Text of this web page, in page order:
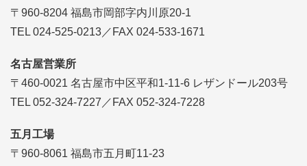
〒960-8204 福島市岡部字内川原20-1
TEL 024-525-0213／FAX 024-533-1671
名古屋営業所
〒460-0021 名古屋市中区平和1-11-6 レザンドール203号
TEL 052-324-7227／FAX 052-324-7228
五月工場
〒960-8061 福島市五月町11-23